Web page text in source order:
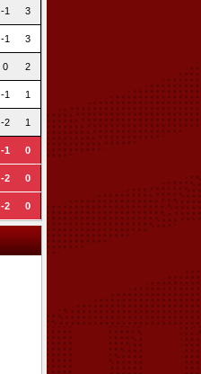
-1 3
-1 3
0 2
-1 1
-2 1
-1 0
-2 0
-2 0